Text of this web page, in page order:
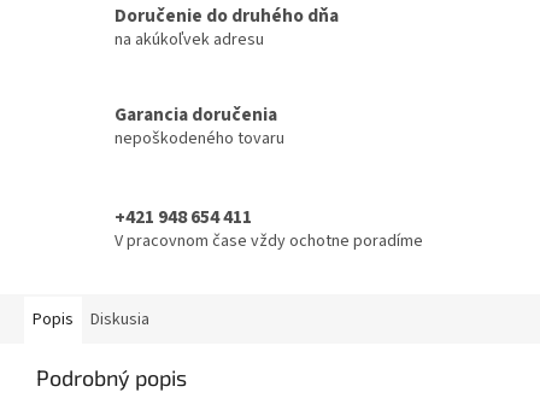
Doručenie do druhého dňa
na akúkoľvek adresu
Garancia doručenia
nepoškodeného tovaru
+421 948 654 411
V pracovnom čase vždy ochotne poradíme
Popis Diskusia
Podrobný popis